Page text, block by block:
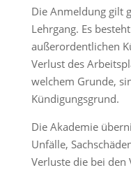
Die Anmeldung gilt
Lehrgang. Es
außerordentlichen
Verlust des
welchem Grunde,
Kündigungsgrund.
Die Akademie
Unfälle,
Verluste die bei den